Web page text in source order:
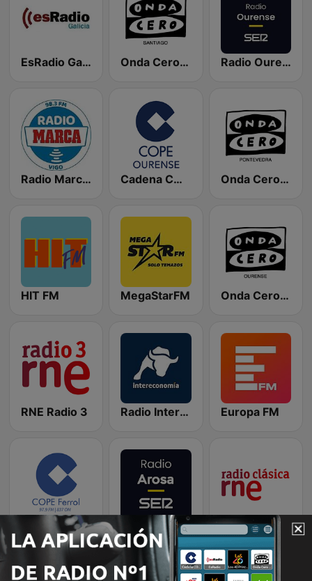
EsRadio Galicia Onda Cero Santiago Radio Ourense Ser
Radio Marca Vigo Cadena COPE Ourense Onda Cero Pontevedra
HIT FM MegaStarFM Onda Cero Ourense
RNE Radio 3 Radio Intereconomía Europa FM
Cadena COPE Ferrol Radio Arosa SER